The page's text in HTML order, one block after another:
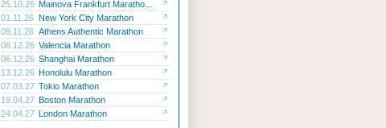
25.10.26 Mainova Frankfurt Maratho...
01.11.26 New York City Marathon
09.11.26 Athens Authentic Marathon
06.12.26 Valencia Marathon
06.12.26 Shanghai Marathon
13.12.26 Honolulu Marathon
07.03.27 Tokio Marathon
19.04.27 Boston Marathon
24.04.27 London Marathon